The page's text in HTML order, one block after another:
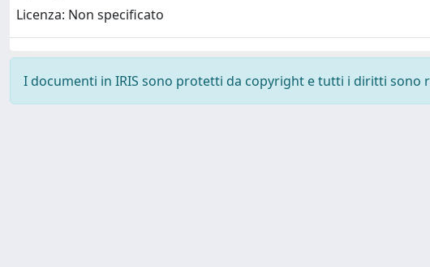
Licenza: Non specificato
I documenti in IRIS sono protetti da copyright e tutti i diritti sono